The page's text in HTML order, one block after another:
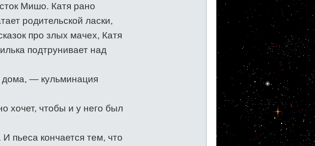
Мишо. Катя рано
родительской ласки,
про злых мачех, Катя
подтрунивает над
дома, — кульминация
хочет, чтобы и у него был
пьеса кончается тем, что